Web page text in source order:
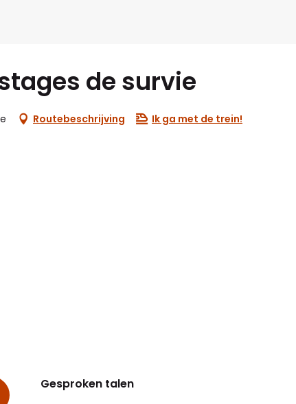
de survie
Routebeschrijving Ik ga met de trein!
Gesproken talen
Gesproken talen